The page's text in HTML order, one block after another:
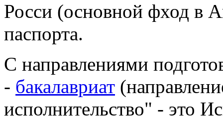
Росси (основной фход в
паспорта.
С направлениями
- бакалавриат
исполнительство" - это